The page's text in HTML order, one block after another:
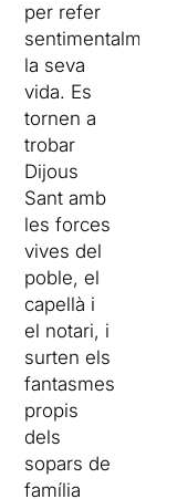
per refer
sentimentalment
la seva
vida. Es
tornen a
trobar
Dijous
Sant amb
les forces
vives del
poble, el
capellà i
el notari, i
surten els
fantasmes
propis
dels
sopars de
família